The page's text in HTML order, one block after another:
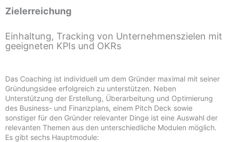
Zielerreichung
Einhaltung, Tracking von Unternehmenszielen mit
geeigneten KPIs und OKRs
Das Coaching ist individuell um dem Gründer maximal mit seiner
Gründungsidee erfolgreich zu unterstützen. Neben
Unterstützung der Erstellung, Überarbeitung und Optimierung
des Business- und Finanzplans, einem Pitch Deck sowie
sonstiger für den Gründer relevanter Dinge ist eine Auswahl der
relevanten Themen aus den unterschiedliche Modulen möglich.
Es gibt sechs Hauptmodule: